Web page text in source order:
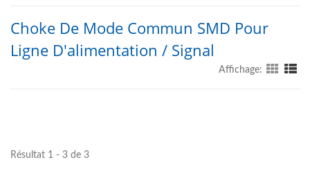
Choke De Mode Commun SMD Pour
Ligne D'alimentation / Signal
Affichage:
Résultat 1 - 3 de 3